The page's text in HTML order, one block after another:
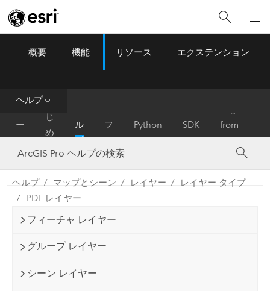
ArcGIS Pro Menu
概要 機能 リソース エクステンション
ヘルプ
ー
ム
は
じ
め
に
ル
プ
フ
ァ
レ
ン
ス
Python SDK
from
ArcMap
ヘルプ マップとシーン レイヤー
レイヤー タイプ
PDF レイヤー
フィーチャ レイヤー
グループ レイヤー
シーン レイヤー